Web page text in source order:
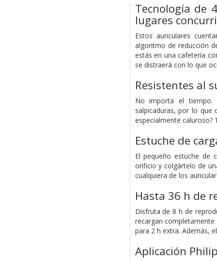
Tecnología de
lugares
Estos auriculares
algoritmo de reducción
estás en una cafetería
se distraerá con lo que
Resistentes al
No importa el tiempo.
salpicaduras, por lo que
especialmente caluroso?
Estuche de
El pequeño estuche de
orificio y colgártelo de
cualquiera de los
Hasta 36 h de
Disfruta de 8 h de
recargan
para 2 h extra. Además,
Aplicación